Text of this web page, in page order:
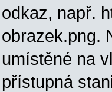
odkaz, např.
obrazek.png.
umístěné na
přístupná